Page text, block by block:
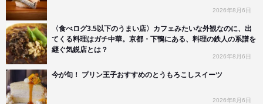
2026年8月6日
〈食べログ3.5以下のうまい店〉カフェみたいな外観なのに、出
てくる料理はガチ中華。京都・下鴨にある、料理の鉄人の系譜を
継ぐ気鋭店とは？
2026年8月6日
今が旬！ プリン王子おすすめのとうもろこしスイーツ
2026年8月6日